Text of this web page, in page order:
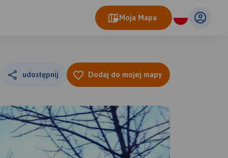
Moja Mapa
udostępnij Dodaj do mojej mapy